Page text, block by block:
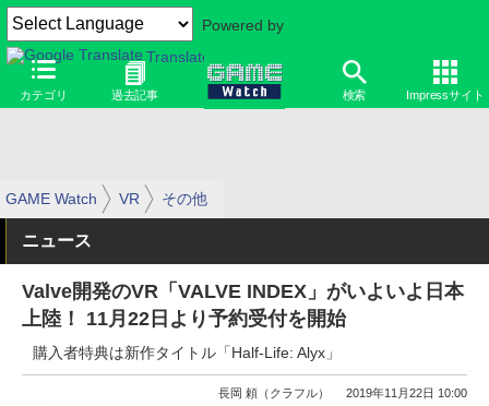
Powered by
Translate
カテゴリ 過去記事 検索 Impressサイト
GAME Watch VR その他
ニュース
Valve開発のVR「VALVE INDEX」がいよいよ日本
上陸！ 11月22日より予約受付を開始
購入者特典は新作タイトル「Half-Life: Alyx」
長岡 頼（クラフル） 2019年11月22日 10:00